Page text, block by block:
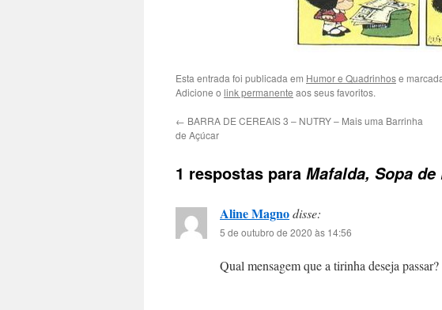
Esta entrada foi publicada em Humor e Quadrinhose
Adicione o link permanente aos seus favoritos.
← BARRA DE CEREAIS 3 – NUTRY – Mais uma Barrinha
de Açúcar
1 respostas para Mafalda, Sopa
Aline Magnodisse:
5 de outubro de 2020 às 14:56
Qual mensagem que a tirinha deseja passar?